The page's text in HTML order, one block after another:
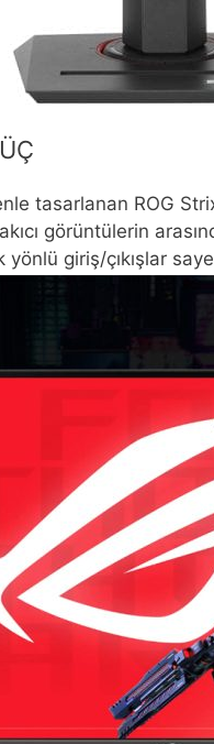
tasarlanan ROG
görüntülerin
giriş/çıkışlar